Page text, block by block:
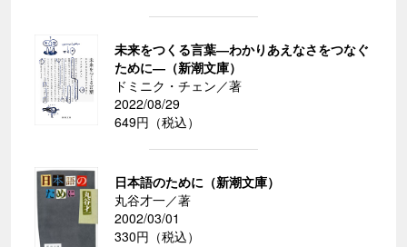
未来をつくる言葉―わかりあえなさをつなぐ
ために―（新潮文庫）
ドミニク・チェン／著
2022/08/29
649円（税込）
日本語のために（新潮文庫）
丸谷才一／著
2002/03/01
330円（税込）